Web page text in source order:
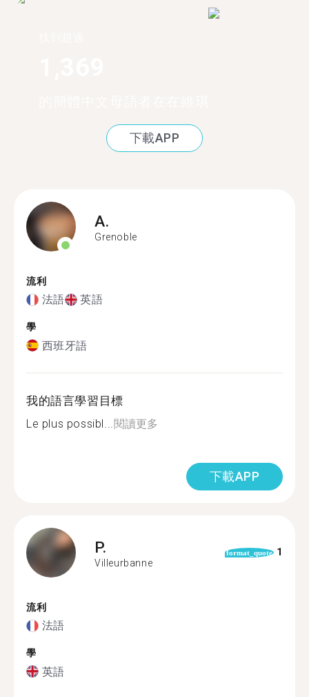
下載APP
A.
Grenoble
流利
法語 英語
學
西班牙語
我的語言學習目標
Le plus possibl... 閱讀更多
下載APP
P.
Villeurbanne
format_quote 1
流利
法語
學
英語